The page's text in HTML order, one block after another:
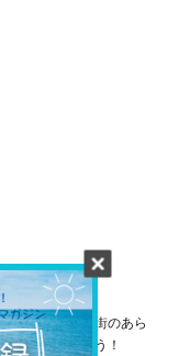
サイトです。街のあら
を探してみよう！